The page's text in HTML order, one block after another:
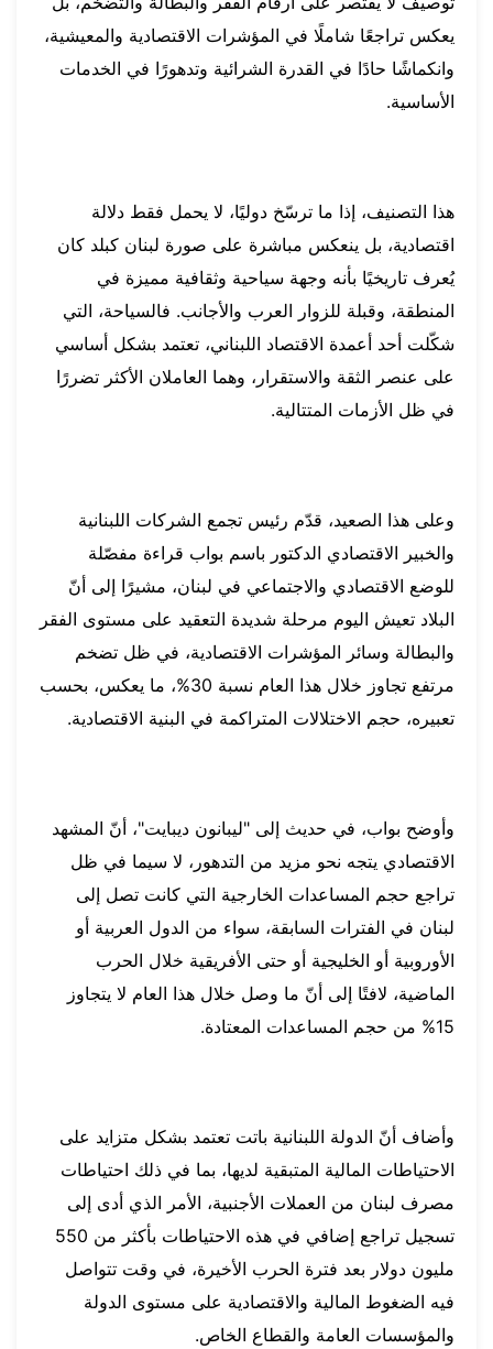
يعكس تراجعًا شاملًا في المؤشرات الاقتصادية والمعيشية،
وانكماشًا حادًا في القدرة الشرائية وتدهورًا في الخدمات
الأساسية.
هذا التصنيف، إذا ما ترسّخ دوليًا، لا يحمل فقط دلالة
اقتصادية، بل ينعكس مباشرة على صورة لبنان كبلد كان
يُعرف تاريخيًا بأنه وجهة سياحية وثقافية مميزة في
المنطقة، وقبلة للزوار العرب والأجانب. فالسياحة، التي
شكّلت أحد أعمدة الاقتصاد اللبناني، تعتمد بشكل أساسي
على عنصر الثقة والاستقرار، وهما العاملان الأكثر تضررًا
في ظل الأزمات المتتالية.
وعلى هذا الصعيد، قدّم رئيس تجمع الشركات اللبنانية
والخبير الاقتصادي الدكتور باسم بواب قراءة مفصّلة
للوضع الاقتصادي والاجتماعي في لبنان، مشيرًا إلى أنّ
البلاد تعيش اليوم مرحلة شديدة التعقيد على مستوى الفقر
والبطالة وسائر المؤشرات الاقتصادية، في ظل تضخم
مرتفع تجاوز خلال هذا العام نسبة 30%، ما يعكس، بحسب
تعبيره، حجم الاختلالات المتراكمة في البنية الاقتصادية.
وأوضح بواب، في حديث إلى "ليبانون ديبايت"، أنّ المشهد
الاقتصادي يتجه نحو مزيد من التدهور، لا سيما في ظل
تراجع حجم المساعدات الخارجية التي كانت تصل إلى
لبنان في الفترات السابقة، سواء من الدول العربية أو
الأوروبية أو الخليجية أو حتى الأفريقية خلال الحرب
الماضية، لافتًا إلى أنّ ما وصل خلال هذا العام لا يتجاوز
15% من حجم المساعدات المعتادة.
وأضاف أنّ الدولة اللبنانية باتت تعتمد بشكل متزايد على
الاحتياطات المالية المتبقية لديها، بما في ذلك احتياطات
مصرف لبنان من العملات الأجنبية، الأمر الذي أدى إلى
تسجيل تراجع إضافي في هذه الاحتياطات بأكثر من 550
مليون دولار بعد فترة الحرب الأخيرة، في وقت تتواصل
فيه الضغوط المالية والاقتصادية على مستوى الدولة
والمؤسسات العامة والقطاع الخاص.